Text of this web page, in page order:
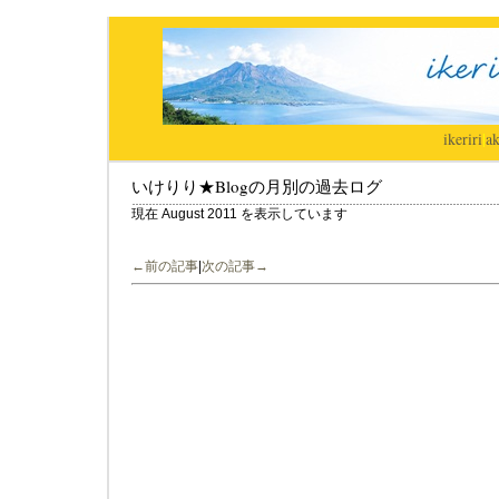
ikeriri|
いけりり★Blogの月別の過去ログ
現在 August 2011 を表示しています
←前の記事 次の記事→